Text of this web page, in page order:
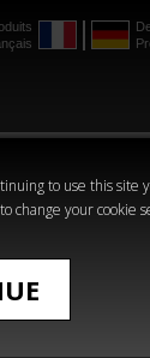
to use this site
change your cookie